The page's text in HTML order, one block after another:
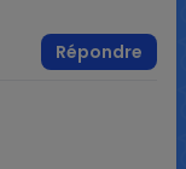
Répondre